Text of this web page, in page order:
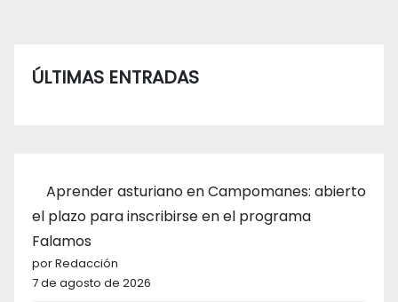
ÚLTIMAS ENTRADAS
Aprender asturiano en Campomanes: abierto
el plazo para inscribirse en el programa
Falamos
por Redacción
7 de agosto de 2026